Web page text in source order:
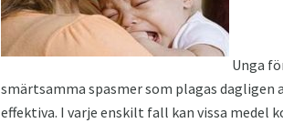
Unga
smärtsamma spasmer som plagas
effektiva. I varje enskilt fall kan vissa medel